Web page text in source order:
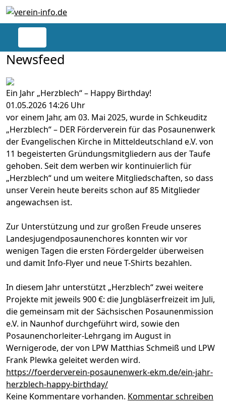
Newsfeed
Ein Jahr „Herzblech“ – Happy Birthday!
01.05.2026 14:26 Uhr
vor einem Jahr, am 03. Mai 2025, wurde in Schkeuditz
„Herzblech“ – DER Förderverein für das Posaunenwerk
der Evangelischen Kirche in Mitteldeutschland e.V. von
11 begeisterten Gründungsmitgliedern aus der Taufe
gehoben. Seit dem werben wir kontinuierlich für
„Herzblech“ und um weitere Mitgliedschaften, so dass
unser Verein heute bereits schon auf 85 Mitglieder
angewachsen ist.
Zur Unterstützung und zur großen Freude unseres
Landesjugendposaunenchores konnten wir vor
wenigen Tagen die ersten Fördergelder überweisen
und damit Info-Flyer und neue T-Shirts bezahlen.
In diesem Jahr unterstützt „Herzblech“ zwei weitere
Projekte mit jeweils 900 €: die Jungbläserfreizeit im Juli,
die gemeinsam mit der Sächsischen Posaunenmission
e.V. in Naunhof durchgeführt wird, sowie den
Posaunenchorleiter-Lehrgang im August in
Wernigerode, der von LPW Matthias Schmeiß und LPW
Frank Plewka geleitet werden wird.
https://foerderverein-posaunenwerk-ekm.de/ein-jahr-
herzblech-happy-birthday/
Keine Kommentare vorhanden. Kommentar schreiben